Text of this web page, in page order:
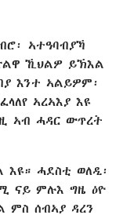
ኣተዓባብያኻ
ኺህልዎ ይኽእል
እንተ ኣልይዎም፡
ኣረኣእያ እዩ
ኣብ ሓዳር ውጥረት
ሓደስቲ ወለዲ፡
ናይ ምሉእ ግዜ ዕዮ
ምስ ሰብኣያ ዳረን